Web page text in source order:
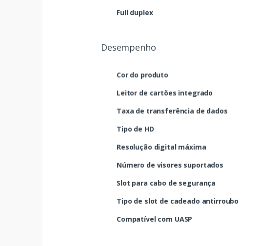
Full duplex
Desempenho
Cor do produto
Leitor de cartões integrado
Taxa de transferência de dados
Tipo de HD
Resolução digital máxima
Número de visores suportados
Slot para cabo de segurança
Tipo de slot de cadeado antirroubo
Compatível com UASP